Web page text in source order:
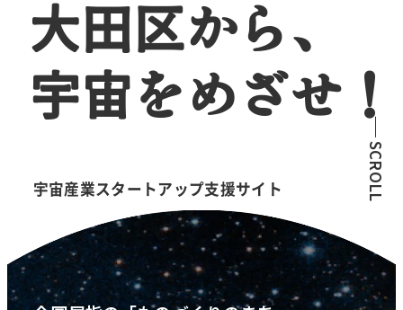
大田区から、
宇宙をめざせ！
宇宙産業スタートアップ支援サイト SCROLL